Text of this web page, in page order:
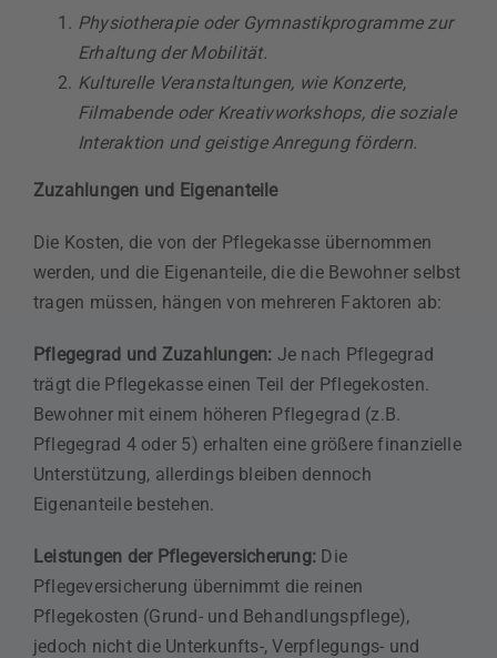
Physiotherapie oder Gymnastikprogramme zur
Erhaltung der Mobilität.
Kulturelle Veranstaltungen, wie Konzerte,
Filmabende oder Kreativworkshops, die soziale
Interaktion und geistige Anregung fördern.
Zuzahlungen und Eigenanteile
Die Kosten, die von der Pflegekasse übernommen
werden, und die Eigenanteile, die die Bewohner selbst
tragen müssen, hängen von mehreren Faktoren ab:
Pflegegrad und Zuzahlungen: Je nach Pflegegrad
trägt die Pflegekasse einen Teil der Pflegekosten.
Bewohner mit einem höheren Pflegegrad (z.B.
Pflegegrad 4 oder 5) erhalten eine größere finanzielle
Unterstützung, allerdings bleiben dennoch
Eigenanteile bestehen.
Leistungen der Pflegeversicherung: Die
Pflegeversicherung übernimmt die reinen
Pflegekosten (Grund- und Behandlungspflege),
jedoch nicht die Unterkunfts-, Verpflegungs- und